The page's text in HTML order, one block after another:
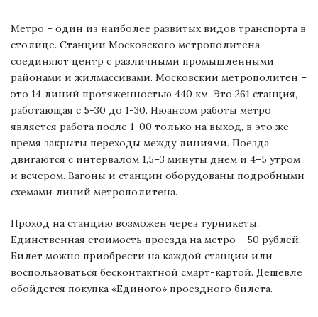
Метро – один из наиболее развитых видов транспорта в
столице. Станции Московского метрополитена
соединяют центр с различными промышленными
районами и жилмассивами. Московский метрополитен –
это 14 линий протяженностью 440 км. Это 261 станция,
работающая с 5-30 до 1-30. Нюансом работы метро
является работа после 1-00 только на выход, в это же
время закрыты переходы между линиями. Поезда
двигаются с интервалом 1,5–3 минуты днем и 4–5 утром
и вечером. Вагоны и станции оборудованы подробными
схемами линий метрополитена.
Проход на станцию возможен через турникеты.
Единственная стоимость проезда на метро – 50 рублей.
Билет можно приобрести на каждой станции или
воспользоваться бесконтактной смарт-картой. Дешевле
обойдется покупка «Единого» проездного билета.